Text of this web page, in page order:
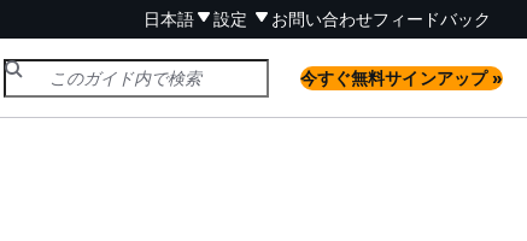
日本語 設定 お問い合わせフィードバック
今すぐ無料サインアップ »